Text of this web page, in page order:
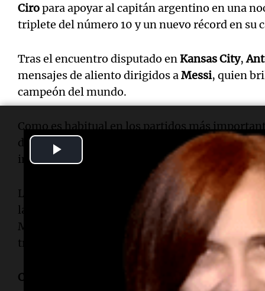
Ciropara apoyar al capitán argentino en una
triplete del número 10 y un nuevo récord en su
Tras el encuentro disputado en Kansas City,
mensajes de aliento dirigidos a Messi, quien
campeón del mundo.
Como es habitual en los partidos más
del astro argentino ocupó uno de los palcos del
instante del debut mundialista.
La presencia de Antonela
y sus hijos se ha
las competencias internacionales de Argentina.
Mundo consecutiva en la que los tres niños
tribunas.
Ciro
, el menor de los hijos del matrimonio,